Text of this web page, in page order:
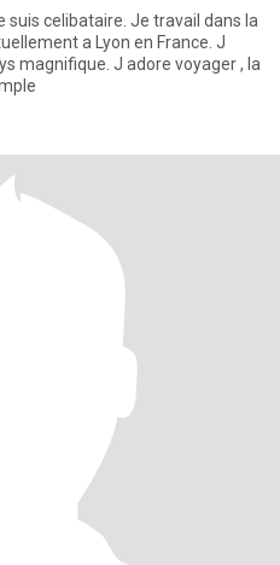
suis celibataire. Je travail dans la
a Lyon en France. J
magnifique. J adore voyager , la